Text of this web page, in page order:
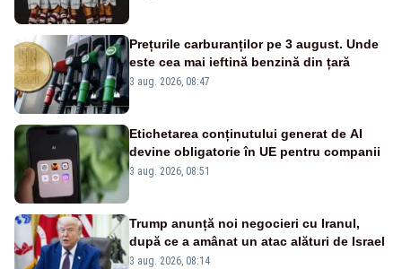
Prețurile carburanților pe 3 august. Unde
este cea mai ieftină benzină din țară
3 aug. 2026, 08:47
Etichetarea conținutului generat de AI
devine obligatorie în UE pentru companii
3 aug. 2026, 08:51
Trump anunță noi negocieri cu Iranul,
după ce a amânat un atac alături de Israel
3 aug. 2026, 08:14